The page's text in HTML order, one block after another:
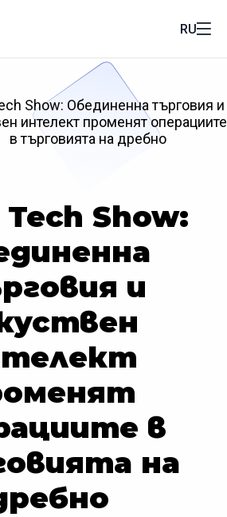
RU
Show: Обединенна търговия и
интелект променят операциите
в търговията на дребно
Show:
и
в
на